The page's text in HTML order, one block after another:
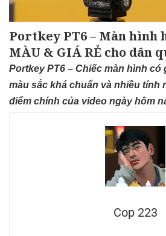
Portkey PT6 – Màn hình
MÀU & GIÁ RẺ cho dân
Portkey PT6 – Chiếc màn hình có
màu sắc khá chuẩn và nhiều tính
điểm chính của video ngày hôm
Cop 223